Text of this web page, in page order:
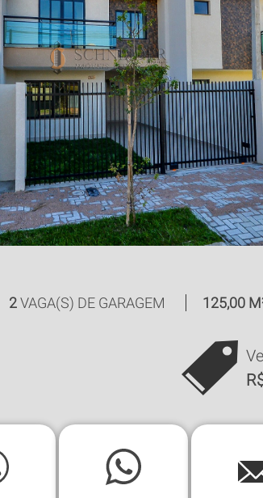
2VAGA(S) DE GARAGEM 125,00
Facebook Whatsapp